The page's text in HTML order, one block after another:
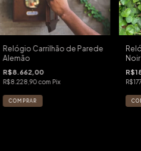
Relógio Carrilhão de Parede
Alemão
R$8.662,00
R$8.228,90com Pix
Noir